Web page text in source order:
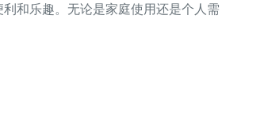
和乐趣。无论是家庭使用还是个人需